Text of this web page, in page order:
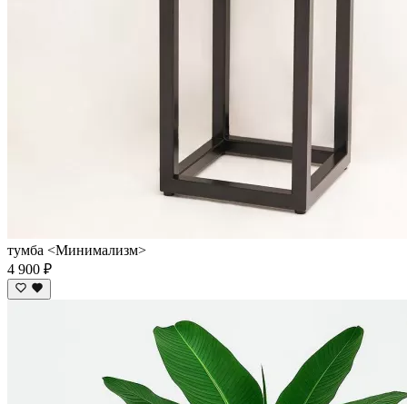
тумба <Минимализм>
4 900 ₽